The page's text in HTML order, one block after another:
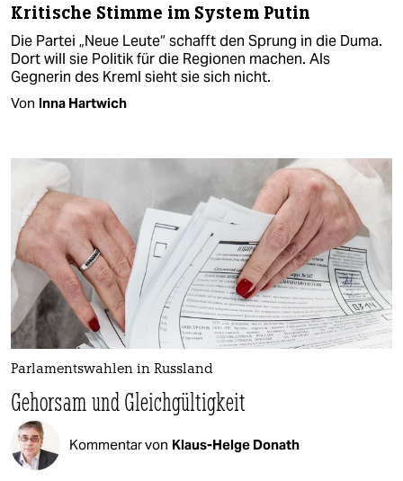
Kritische Stimme im System Putin
Die Partei „Neue Leute“ schafft den Sprung in die Duma.
Dort will sie Politik für die Regionen machen. Als
Gegnerin des Kreml sieht sie sich nicht.
Von Inna Hartwich
Parlamentswahlen in Russland
Gehorsam und Gleichgültigkeit
Kommentar von Klaus-Helge Donath